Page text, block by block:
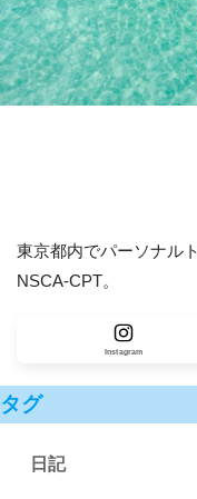
東京都内でパーソナル
NSCA-CPT。
Instagram
タグ
日記